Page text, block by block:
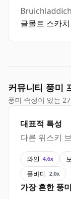
글몰트 스카
커뮤니티 풍미
풍미 속성이 있는
대표적 특성
다른 위스키
와인 4.6x
풀바디 2.0x
가장 흔한 풍미